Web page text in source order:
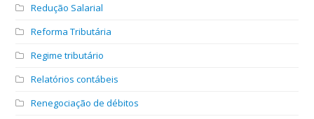
Redução Salarial
Reforma Tributária
Regime tributário
Relatórios contábeis
Renegociação de débitos